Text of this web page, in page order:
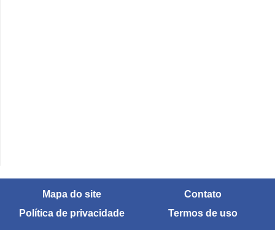
Mapa do site
Contato
Política de privacidade
Termos de uso